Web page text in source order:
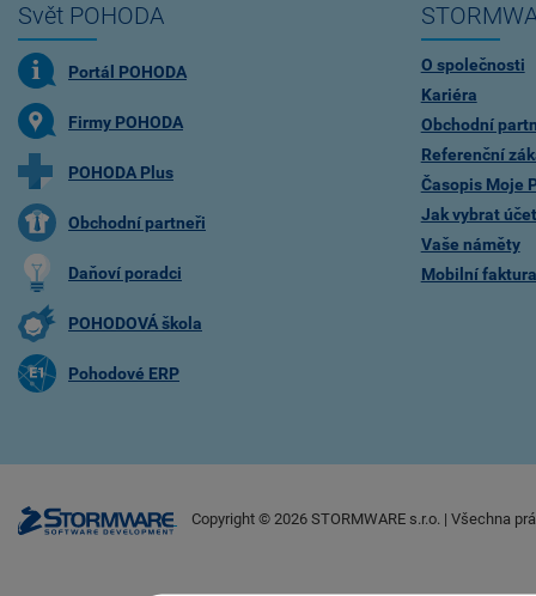
Svět POHODA
Portál POHODA
Firmy POHODA
POHODA Plus
Obchodní partneři
Daňoví poradci
POHODOVÁ škola
Pohodové ERP
O společnosti
Kariéra
Obchodní
Referenční
Časopis Moje
Jak vybrat
Vaše náměty
Mobilní
Copyright © 2026 STORMWARE s.r.o. | Všechna